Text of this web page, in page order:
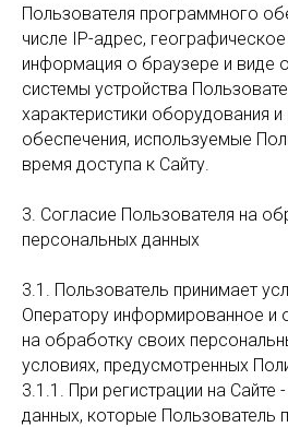
Пользователя программного
числе IP-адрес,
информация о браузере и виде
системы устройства
характеристики оборудования
обеспечения, используемые
время доступа к Сайту.
3. Согласие Пользователя на
персональных данных
3.1. Пользователь принимает
Оператору информированное и
на обработку своих
условиях, предусмотренных
3.1.1. При регистрации на Сайте
данных, которые Пользователь